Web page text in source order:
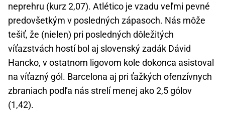
neprehru (kurz 2,07). Atlético je vzadu veľmi pevné
predovšetkým v posledných zápasoch. Nás môže
tešiť, že (nielen) pri posledných dôležitých
víťazstvách hostí bol aj slovenský zadák Dávid
Hancko, v ostatnom ligovom kole dokonca asistoval
na víťazný gól. Barcelona aj pri ťažkých ofenzívnych
zbraniach podľa nás strelí menej ako 2,5 gólov
(1,42).